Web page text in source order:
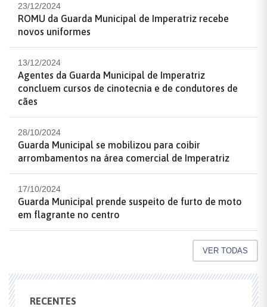
23/12/2024
ROMU da Guarda Municipal de Imperatriz recebe
novos uniformes
13/12/2024
Agentes da Guarda Municipal de Imperatriz
concluem cursos de cinotecnia e de condutores de
cães
28/10/2024
Guarda Municipal se mobilizou para coibir
arrombamentos na área comercial de Imperatriz
17/10/2024
Guarda Municipal prende suspeito de furto de moto
em flagrante no centro
VER TODAS
RECENTES